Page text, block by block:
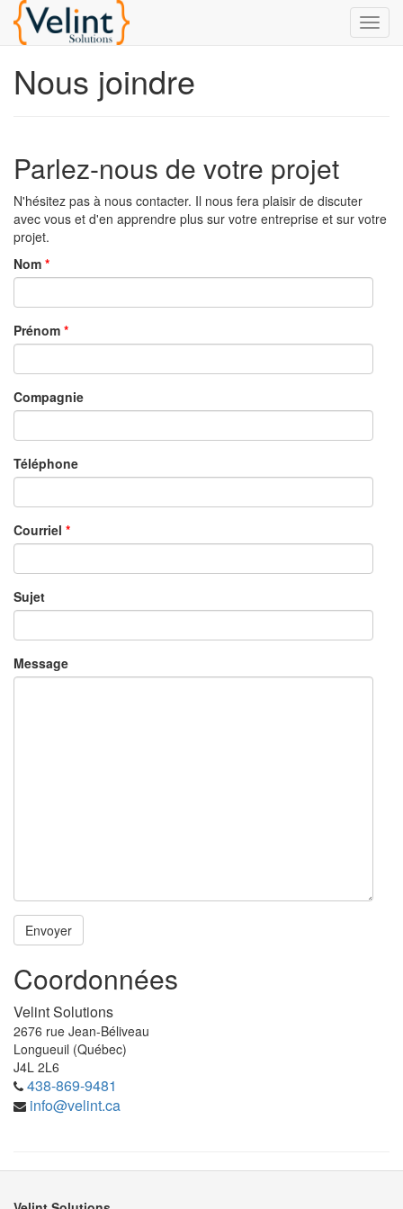
Nous joindre
Parlez-nous de votre projet
N'hésitez pas à nous contacter. Il nous fera plaisir de discuter
avec vous et d'en apprendre plus sur votre entreprise et sur votre
projet.
Nom
Prénom
Compagnie
Téléphone
Courriel
Sujet
Message
Coordonnées
Velint Solutions
2676 rue Jean-Béliveau
Longueuil (Québec)
J4L 2L6
438-869-9481
info@velint.ca